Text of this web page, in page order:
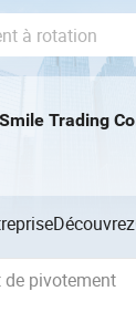
Trading
Découvrez
de pivotement